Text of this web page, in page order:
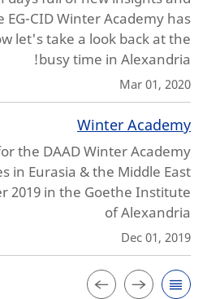
EG-CID Winter Academy has
let's take a look back at the
busy time in Alexandria!
Mar 01, 2020
Winter Academy
the DAAD Winter Academy
in Eurasia & the Middle East
2019 in the Goethe Institute
of Alexandria
Dec 01, 2019